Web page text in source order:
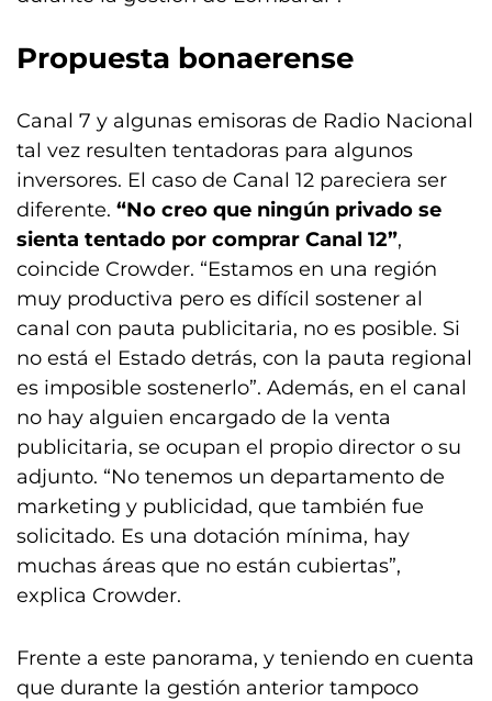
Propuesta bonaerense
Canal 7 y algunas emisoras de Radio Nacional
tal vez resulten tentadoras para algunos
inversores. El caso de Canal 12 pareciera ser
diferente. “No creo que ningún privado se
sienta tentado por comprar Canal 12”,
coincide Crowder. “Estamos en una región
muy productiva pero es difícil sostener al
canal con pauta publicitaria, no es posible. Si
no está el Estado detrás, con la pauta regional
es imposible sostenerlo”. Además, en el canal
no hay alguien encargado de la venta
publicitaria, se ocupan el propio director o su
adjunto. “No tenemos un departamento de
marketing y publicidad, que también fue
solicitado. Es una dotación mínima, hay
muchas áreas que no están cubiertas”,
explica Crowder.
Frente a este panorama, y teniendo en cuenta
que durante la gestión anterior tampoco